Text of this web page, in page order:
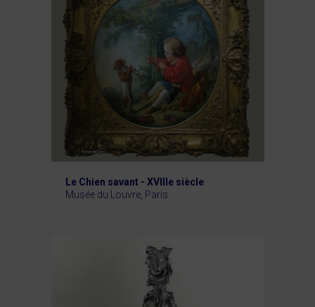
Le Chien savant - XVIIIe siècle
Musée du Louvre, Paris.